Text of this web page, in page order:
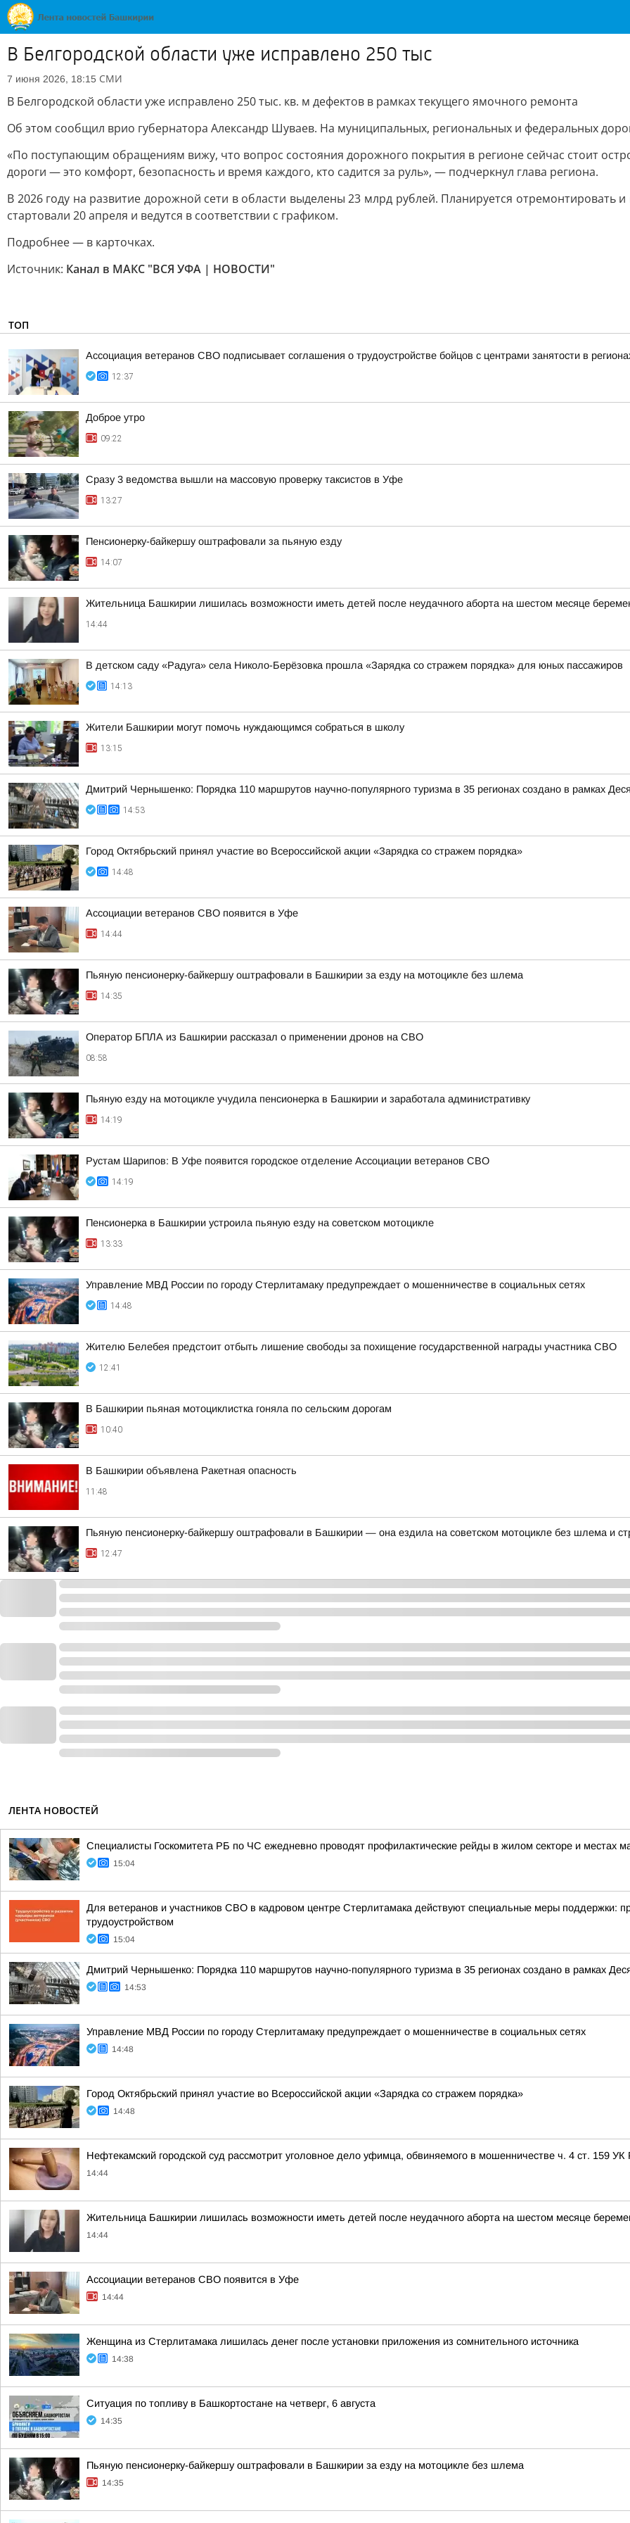
В Белгородской области уже исправлено 250 тыс
7 июня 2026, 18:15 СМИ
В Белгородской области уже исправлено 250 тыс. кв. м дефектов в рамках текущего ямочного ремонта
Об этом сообщил врио губернатора Александр Шуваев. На муниципальных, региональных и федеральных
«По поступающим обращениям вижу, что вопрос состояния дорожного покрытия в регионе сейчас стоит
дороги — это комфорт, безопасность и время каждого, кто садится за руль», — подчеркнул глава региона.
В 2026 году на развитие дорожной сети в области выделены 23 млрд рублей. Планируется отремонтировать
стартовали 20 апреля и ведутся в соответствии с графиком.
Подробнее — в карточках.
Источник: Канал в МАКС "ВСЯ УФА | НОВОСТИ"
ТОП
Ассоциация ветеранов СВО подписывает соглашения о трудоустройстве бойцов с центрами занятости в
12:37
Доброе утро
09:22
Сразу 3 ведомства вышли на массовую проверку таксистов в Уфе
13:27
Пенсионерку-байкершу оштрафовали за пьяную езду
14:07
Жительница Башкирии лишилась возможности иметь детей после неудачного аборта на шестом месяце
14:44
В детском саду «Радуга» села Николо-Берёзовка прошла «Зарядка со стражем порядка» для юных пассажиров
14:13
Жители Башкирии могут помочь нуждающимся собраться в школу
13:15
Дмитрий Чернышенко: Порядка 110 маршрутов научно-популярного туризма в 35 регионах создано в рамках
14:53
Город Октябрьский принял участие во Всероссийской акции «Зарядка со стражем порядка»
14:48
Ассоциации ветеранов СВО появится в Уфе
14:44
Пьяную пенсионерку-байкершу оштрафовали в Башкирии за езду на мотоцикле без шлема
14:35
Оператор БПЛА из Башкирии рассказал о применении дронов на СВО
08:58
Пьяную езду на мотоцикле учудила пенсионерка в Башкирии и заработала административку
14:19
Рустам Шарипов: В Уфе появится городское отделение Ассоциации ветеранов СВО
14:19
Пенсионерка в Башкирии устроила пьяную езду на советском мотоцикле
13:33
Управление МВД России по городу Стерлитамаку предупреждает о мошенничестве в социальных сетях
14:48
Жителю Белебея предстоит отбыть лишение свободы за похищение государственной награды участника СВО
12:41
В Башкирии пьяная мотоциклистка гоняла по сельским дорогам
10:40
В Башкирии объявлена Ракетная опасность
11:48
Пьяную пенсионерку-байкершу оштрафовали в Башкирии — она ездила на советском мотоцикле без шлема и
12:47
ЛЕНТА НОВОСТЕЙ
Специалисты Госкомитета РБ по ЧС ежедневно проводят профилактические рейды в жилом секторе и местах
15:04
Для ветеранов и участников СВО в кадровом центре Стерлитамака действуют специальные меры поддержки:
трудоустройством
15:04
Дмитрий Чернышенко: Порядка 110 маршрутов научно-популярного туризма в 35 регионах создано в рамках
14:53
Управление МВД России по городу Стерлитамаку предупреждает о мошенничестве в социальных сетях
14:48
Город Октябрьский принял участие во Всероссийской акции «Зарядка со стражем порядка»
14:48
Нефтекамский городской суд рассмотрит уголовное дело уфимца, обвиняемого в мошенничестве ч. 4 ст. 159
14:44
Жительница Башкирии лишилась возможности иметь детей после неудачного аборта на шестом месяце
14:44
Ассоциации ветеранов СВО появится в Уфе
14:44
Женщина из Стерлитамака лишилась денег после установки приложения из сомнительного источника
14:38
Ситуация по топливу в Башкортостане на четверг, 6 августа
14:35
Пьяную пенсионерку-байкершу оштрафовали в Башкирии за езду на мотоцикле без шлема
14:35